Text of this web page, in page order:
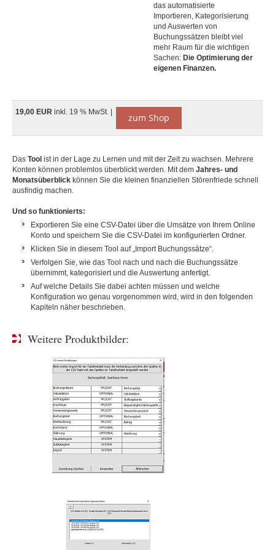
das automatisierte
Importieren, Kategorisierung
und Auswerten von
Buchungssätzen bleibt viel
mehr Raum für die wichtigen
Sachen: Die Optimierung der
eigenen Finanzen.
19,00 EUR inkl. 19 % MwSt. | zum Shop
Das Tool ist in der Lage zu Lernen und mit der Zeit zu wachsen. Mehrere
Konten können problemlos überblickt werden. Mit dem Jahres- und
Monatsüberblick können Sie die kleinen finanziellen Störenfriede schnell
ausfindig machen.
Und so funktionierts:
Exportieren Sie eine CSV-Datei über die Umsätze von Ihrem Online
Konto und speichern Sie die CSV-Datei im konfigurierten Ordner.
Klicken Sie in diesem Tool auf „Import Buchungssätze“.
Verfolgen Sie, wie das Tool nach und nach die Buchungssätze
übernimmt, kategorisiert und die Auswertung anfertigt.
Auf welche Details Sie dabei achten müssen und welche
Konfiguration wo genau vorgenommen wird, wird in den folgenden
Kapiteln näher beschrieben.
Weitere Produktbilder: